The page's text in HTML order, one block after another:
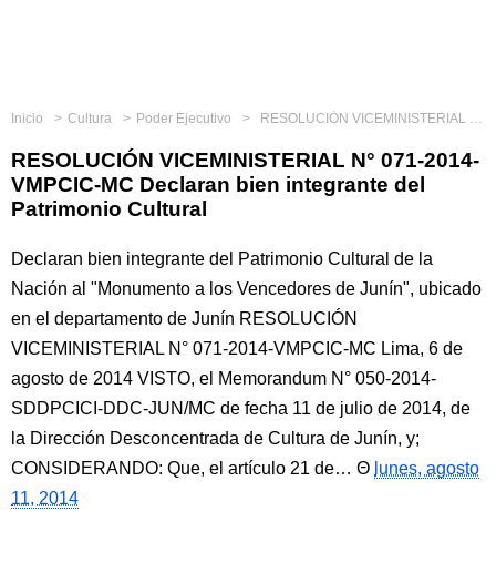
Inicio Cultura Poder Ejecutivo RESOLUCIÓN VICEMINISTERIAL N° 071-2014-VMPCIC-MC Declaran bien integrante del Patrimonio Cultural
RESOLUCIÓN VICEMINISTERIAL N° 071-2014-
VMPCIC-MC Declaran bien integrante del
Patrimonio Cultural
Declaran bien integrante del Patrimonio Cultural de la
Nación al "Monumento a los Vencedores de Junín", ubicado
en el departamento de Junín RESOLUCIÓN
VICEMINISTERIAL N° 071-2014-VMPCIC-MC Lima, 6 de
agosto de 2014 VISTO, el Memorandum N° 050-2014-
SDDPCICI-DDC-JUN/MC de fecha 11 de julio de 2014, de
la Dirección Desconcentrada de Cultura de Junín, y;
CONSIDERANDO: Que, el artículo 21 de…
lunes, agosto
11, 2014